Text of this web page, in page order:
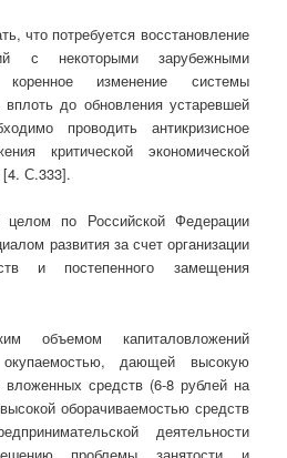
что потребуется восстановление
с некоторыми зарубежными
изменение системы
до обновления устаревшей
проводить антикризисное
критической экономической
[4. С.333].
целом по Российской Федерации
развития за счет организации
и постепенного замещения
объемом капиталовложений
окупаемостью, дающей высокую
средств (6-8 рублей на
оборачиваемостью средств
деятельности
проблемы занятости и